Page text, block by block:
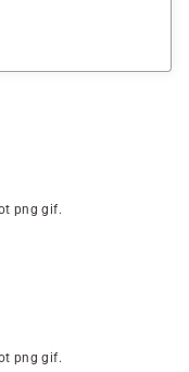
png gif.
png gif.